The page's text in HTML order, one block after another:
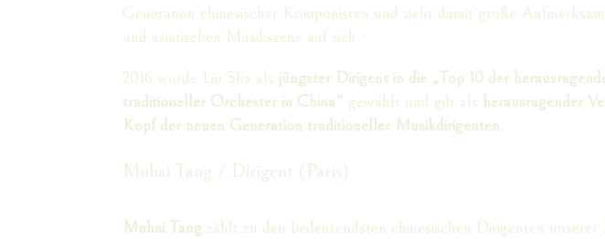
Generation chinesischer Komponisten und zieht damit große
und asiatischen Musikszene auf sich.
2016 wurde Liu Sha als jüngster Dirigent in die „Top 10 der
traditioneller Orchester in China“ gewählt und gilt als herausragender
Kopf der neuen Generation traditioneller Musikdirigenten.
Muhai Tang / Dirigent (Paris)
Muhai Tang zählt zu den bedeutendsten chinesischen Dirigenten